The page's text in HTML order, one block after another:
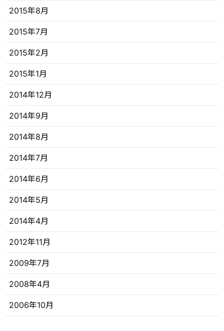
2015年8月
2015年7月
2015年2月
2015年1月
2014年12月
2014年9月
2014年8月
2014年7月
2014年6月
2014年5月
2014年4月
2012年11月
2009年7月
2008年4月
2006年10月